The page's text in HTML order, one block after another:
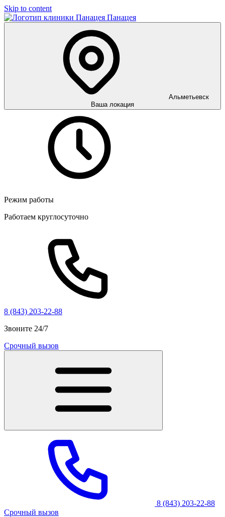
Skip to content
Панацея
Альметьевск
Ваша локация
Режим работы
Работаем круглосуточно
8 (843) 203-22-88
Звоните 24/7
Срочный вызов
8 (843) 203-22-88
Срочный вызов